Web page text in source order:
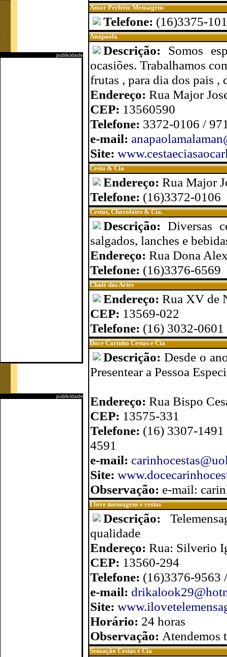
publicidade
publicidade
Amor Perfeito Mensagens
Telefone: (16)3375-
Anapaola
Descrição: Somos
ocasiões. Trabalhamos
frutas , para dia dos pais ,
Endereço: Rua Major
CEP: 13560590
Telefone: 3372-0106 /
e-mail:
Site:
Cesta & Cia
Endereço: Rua Major
Telefone: (16)3372-0106
Cestas, Chocolates & Cia.
Descrição:Diversas
salgados, lanches e
Endereço: Rua Dona
Telefone: (16)3376-6569
Chalé das Artes
Endereço: Rua XV de
CEP: 13569-022
Telefone: (16) 3032-0601
Doce Carinho Cestas e Cia
Descrição: Desde o
Presentear a Pessoa
Endereço: Rua Bispo
CEP: 13575-331
Telefone: (16) 3307-
4591
e-mail:
Site:
Observação: e-mail:
I love mensagens e cestas
Descrição:
qualidade
Endereço: Rua: Silverio
CEP: 13560-294
Telefone: (16)3376-9563
e-mail:
Site:
Horário: 24 horas
Observação: Atendemos
Sensação Cestas e Cia